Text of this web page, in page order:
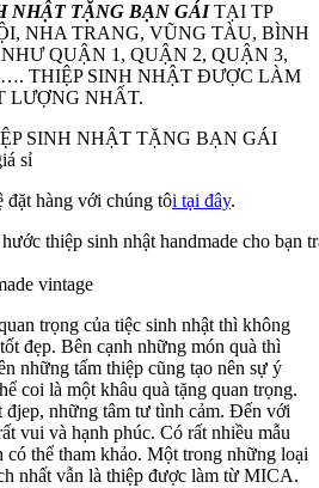
NHẬT TẶNG BẠN GÁITẠI TP
NHA TRANG, VŨNG TÀU, BÌNH
QUẬN 1, QUẬN 2, QUẬN 3,
THIỆP SINH NHẬT ĐƯỢC LÀM
LƯỢNG NHẤT.
sỉ
đặt hàng với chúng tôi tại đây.
vintage
trọng của tiệc sinh nhật thì không
đẹp. Bên cạnh những món quà thì
những tấm thiệp cũng tạo nên sự ý
coi là một khâu quà tặng quan trọng.
những tâm tư tình cảm. Đến với
vui và hạnh phúc. Có rất nhiều mẫu
có thể tham khảo. Một trong những loại
nhất vẫn là thiệp được làm từ MICA.